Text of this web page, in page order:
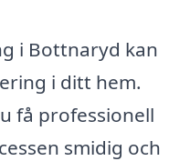
i Bottnaryd kan
i ditt hem.
få professionell
smidig och